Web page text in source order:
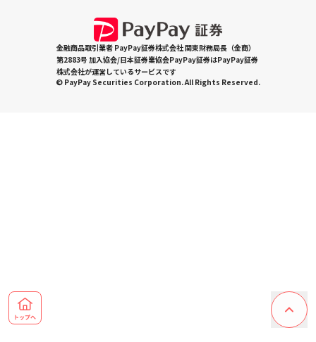
金融商品取引業者 PayPay証券株式会社 関東財務局長（金商）
第2883号 加入協会/日本証券業協会PayPay証券はPayPay証券
株式会社が運営しているサービスです
© PayPay Securities Corporation. All Rights Reserved.